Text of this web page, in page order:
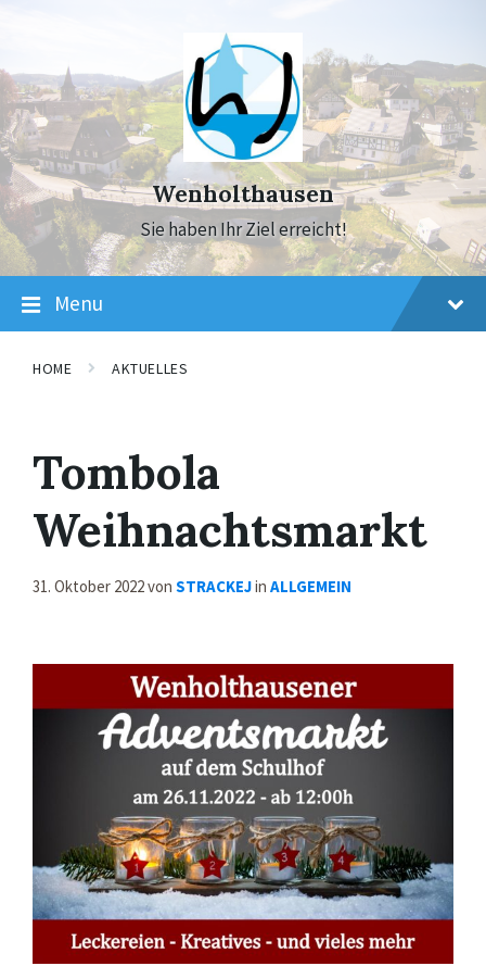
navigation
Wenholthausen
Sie haben Ihr Ziel erreicht!
Menu
HOME AKTUELLES
Tombola
Weihnachtsmarkt
31. Oktober 2022von STRACKEJin ALLGEMEIN